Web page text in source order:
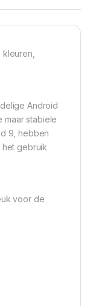
Android
stabiele
9, hebben
gebruik
voor de